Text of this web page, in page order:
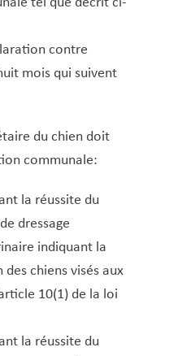
– Naturalisation –
contre
mois qui suivent
du chien doit
communale:
la réussite du
dressage
indiquant la
chiens visés aux
10(1) de la loi
la réussite du